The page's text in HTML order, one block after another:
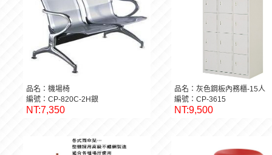
品名：機場椅
編號：CP-820C-2H銀
NT:7,350
品名：灰色鋼板內務櫃-15人
編號：CP-3615
NT:9,500